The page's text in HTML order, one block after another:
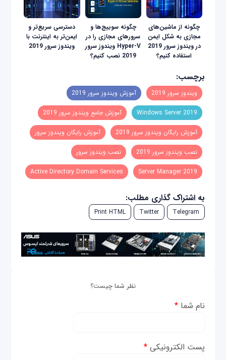
چگونه از ماشین‌های
مجازی به شکل ایمن
در ویندوز سرور 2019
استفاده کنیم؟
چگونه سوییج‌ها و
سرورهای مجازی را در
Hyper-V ویندوز سرور
2019 نصب کنیم؟
دسترسی سریع‌تر و
ایمن‌تر به اینترنت با
ویندوز سرور 2019
برچسب:
ویندوز سرور 2019 آموزش ویندوز سرور 2019
Windows Server 2019 آموزش جامع ویندوز سرور 2019
آموزش رایگان ویندوز سرور 2019 آموزش رایگان ویندوز سرور
نصب ویندوز سرور 2019 نصب ویندوز سرور
2019 Server Manager
Active Directory Domain Services
به اشتراک گذاری مطلب:
Telegram
Twitter
Print HTML
نظر شما چیست؟
نام شما*
پست الکترونیکی*